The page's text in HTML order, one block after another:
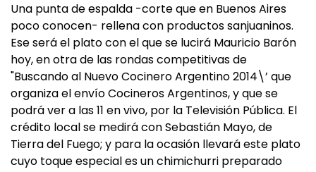
Una punta de espalda -corte que en Buenos Aires
poco conocen- rellena con productos sanjuaninos.
Ese será el plato con el que se lucirá Mauricio Barón
hoy, en otra de las rondas competitivas de
"Buscando al Nuevo Cocinero Argentino 2014\’ que
organiza el envío Cocineros Argentinos, y que se
podrá ver a las 11 en vivo, por la Televisión Pública. El
crédito local se medirá con Sebastián Mayo, de
Tierra del Fuego; y para la ocasión llevará este plato
cuyo toque especial es un chimichurri preparado